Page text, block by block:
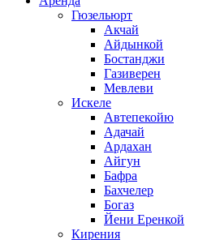
Гюзельюрт
Акчай
Айдынкой
Бостанджи
Газиверен
Мевлеви
Искеле
Автепекойю
Адачай
Ардахан
Айгун
Бафра
Бахчелер
Богаз
Йени Еренкой
Кирения